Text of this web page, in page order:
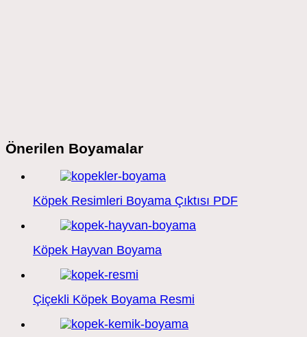
Önerilen Boyamalar
Köpek Resimleri Boyama Çıktısı PDF
Köpek Hayvan Boyama
Çiçekli Köpek Boyama Resmi